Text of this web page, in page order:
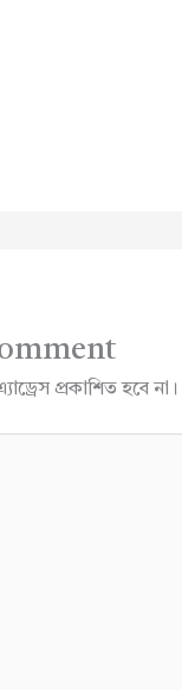
প্রকাশিত হবে না।